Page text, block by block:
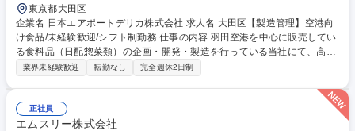
東京都大田区
企業名 日本エアポートデリカ株式会社 求人名 大田区【製造管理】空港向
け食品/未経験歓迎/シフト制勤務 仕事の内容 羽田空港を中心に販売してい
る食料品（日配惣菜類）の企画・開発・製造を行っている当社にて、高品
質な食を提供するための製造管理業務全般をお任せいたします。未経験か
料・在庫等の計数管理 ■客先からのクレーム管理・対応、安全な製造のた
めの設備管理 ■現場スタッフの人材教育、現場管理・生産業務全般 ■入社
後は先輩社員のサポートのもと、段階的に業務を習得していただきます。
業界未経験歓迎 転勤なし 完全週休2日制
正社員
エムスリー株式会社